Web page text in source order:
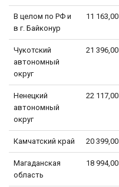
В целом по РФ и
в г. Байконур
11 163,00
Чукотский
автономный
округ
21 396,00
Ненецкий
автономный
округ
22 117,00
Камчатский край 20 399,00
Магаданская
область
18 994,00